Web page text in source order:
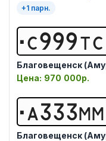
+1 парн.
С999ТС
Цена: 970 000р.
А333ММ